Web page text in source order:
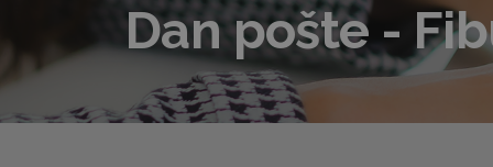
Dan pošte -